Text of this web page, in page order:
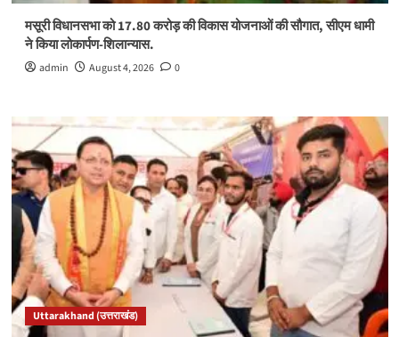
मसूरी विधानसभा को 17.80 करोड़ की विकास योजनाओं की सौगात, सीएम धामी
ने किया लोकार्पण-शिलान्यास.
admin August 4, 2026 0
Uttarakhand (उत्तराखंड)